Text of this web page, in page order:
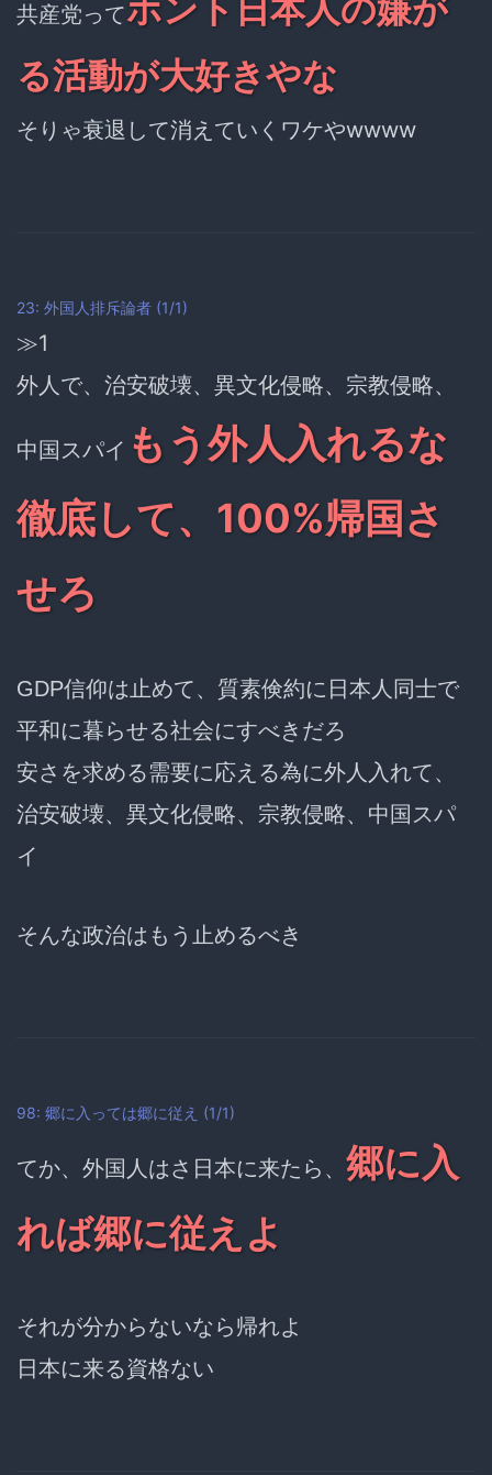
共産党ってホント日本人の嫌が
る活動が大好きやな
そりゃ衰退して消えていくワケやwwww
23: 外国人排斥論者 (1/1)
≫1
外人で、治安破壊、異文化侵略、宗教侵略、
中国スパイ もう外人入れるな
徹底して、100%帰国さ
せろ
GDP信仰は止めて、質素倹約に日本人同士で
平和に暮らせる社会にすべきだろ
安さを求める需要に応える為に外人入れて、
治安破壊、異文化侵略、宗教侵略、中国スパ
イ
そんな政治はもう止めるべき
98: 郷に入っては郷に従え (1/1)
てか、外国人はさ日本に来たら、 郷に入
れば郷に従えよ
それが分からないなら帰れよ
日本に来る資格ない